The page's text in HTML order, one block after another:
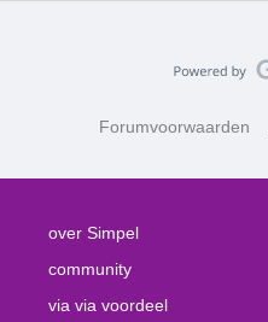
Forumvoorwaarden
over Simpel
community
via via voordeel